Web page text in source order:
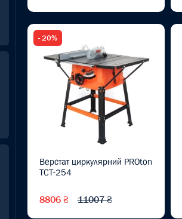
- 20%
Верстат циркулярний PROton
TCT-254
8806 ₴ 11007 ₴